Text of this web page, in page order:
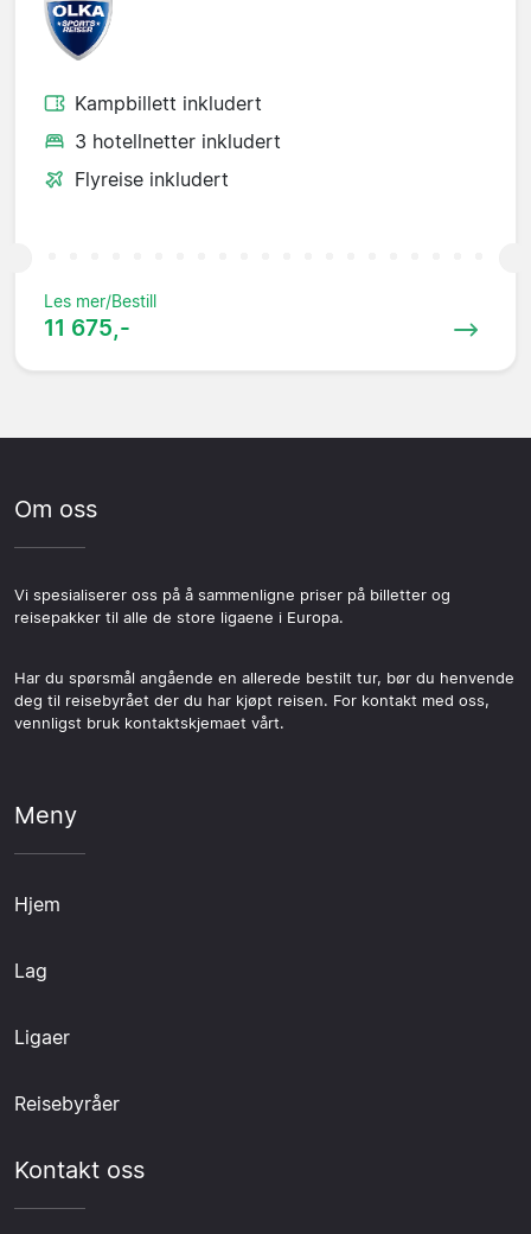
Kampbillett inkludert
3 hotellnetter inkludert
Flyreise inkludert
Les mer/Bestill
11 675,-
Om oss
Vi spesialiserer oss på å sammenligne priser på billetter og
reisepakker til alle de store ligaene i Europa.
Har du spørsmål angående en allerede bestilt tur, bør du henvende
deg til reisebyrået der du har kjøpt reisen. For kontakt med oss,
vennligst bruk kontaktskjemaet vårt.
Meny
Hjem
Lag
Ligaer
Reisebyråer
Kontakt oss